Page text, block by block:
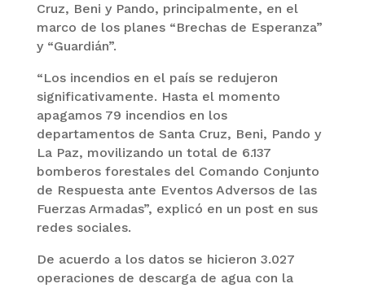
Cruz, Beni y Pando, principalmente, en el
marco de los planes “Brechas de Esperanza”
y “Guardián”.
“Los incendios en el país se redujeron
significativamente. Hasta el momento
apagamos 79 incendios en los
departamentos de Santa Cruz, Beni, Pando y
La Paz, movilizando un total de 6.137
bomberos forestales del Comando Conjunto
de Respuesta ante Eventos Adversos de las
Fuerzas Armadas”, explicó en un post en sus
redes sociales.
De acuerdo a los datos se hicieron 3.027
operaciones de descarga de agua con la